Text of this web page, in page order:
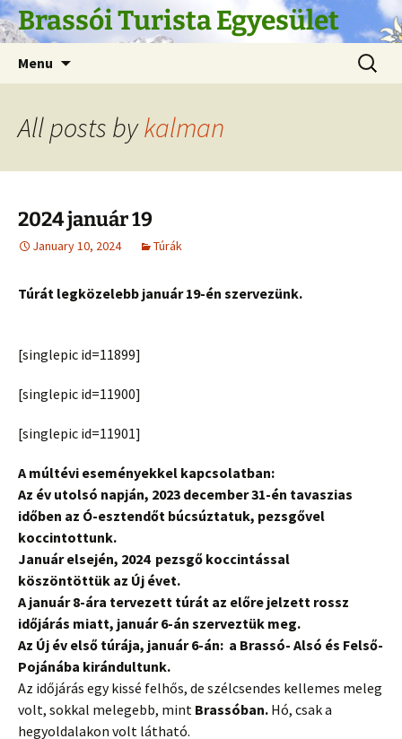
Skip
to Brassói Turista Egyesület
Menu
Search
for:
All posts bykalman
2024 január 19
January 10, 2024 Túrák
Túrát legközelebb január 19-én szervezünk.
[singlepic id=11899]
[singlepic id=11900]
[singlepic id=11901]
A múltévi eseményekkel kapcsolatban:
Az év utolsó napján, 2023 december 31-én tavaszias
időben az Ó-esztendőt búcsúztatuk, pezsgővel
koccintottunk.
Január elsején, 2024 pezsgő koccintással
köszöntöttük az Új évet.
A január 8-ára tervezett túrát az előre jelzett rossz
időjárás miatt, január 6-án szerveztük meg.
Az Új év első túrája, január 6-án: a Brassó- Alsó és Felső-
Pojánába kirándultunk.
Az időjárás egy kissé felhős, de szélcsendes kellemes meleg
volt, sokkal melegebb, mint Brassóban. Hó, csak a
hegyoldalakon volt látható.